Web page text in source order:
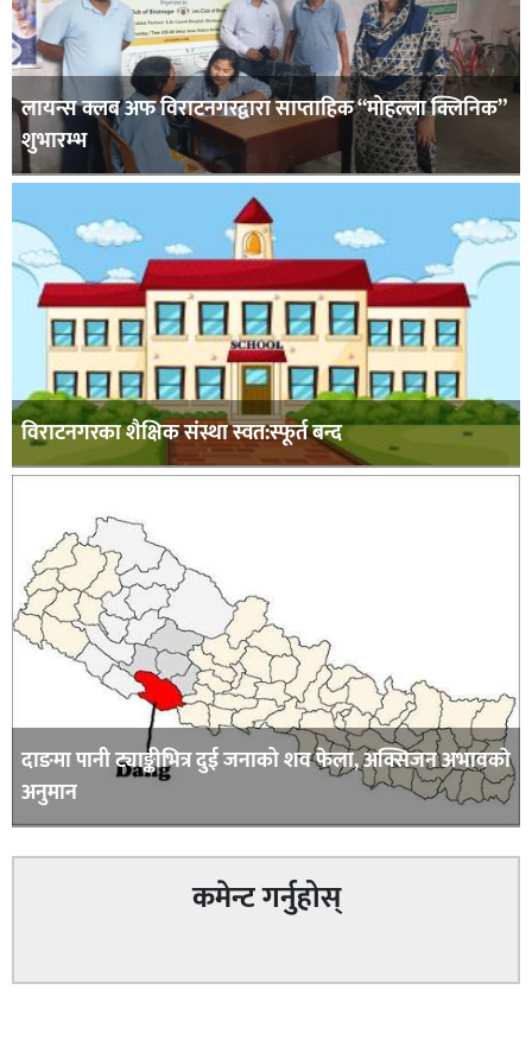
लायन्स क्लब अफ विराटनगरद्वारा साप्ताहिक “मोहल्ला क्लिनिक”
शुभारम्भ
विराटनगरका शैक्षिक संस्था स्वत:स्फूर्त बन्द
दाङमा पानी ट्याङ्कीभित्र दुई जनाको शव फेला, अक्सिजन अभावकाे
अनुमान
कमेन्ट गर्नुहोस्